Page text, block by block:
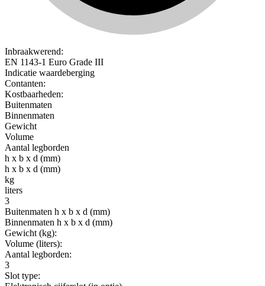
Inbraakwerend:
EN 1143-1 Euro Grade III
Indicatie waardeberging
Contanten:
Kostbaarheden:
Buitenmaten
Binnenmaten
Gewicht
Volume
Aantal legborden
h x b x d (mm)
h x b x d (mm)
kg
liters
3
Buitenmaten h x b x d (mm)
Binnenmaten h x b x d (mm)
Gewicht (kg):
Volume (liters):
Aantal legborden:
3
Slot type: